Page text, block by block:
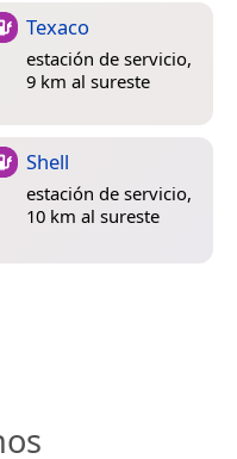
Texaco
estación de servicio,
9 km al sureste
Shell
estación de servicio,
10 km al sureste